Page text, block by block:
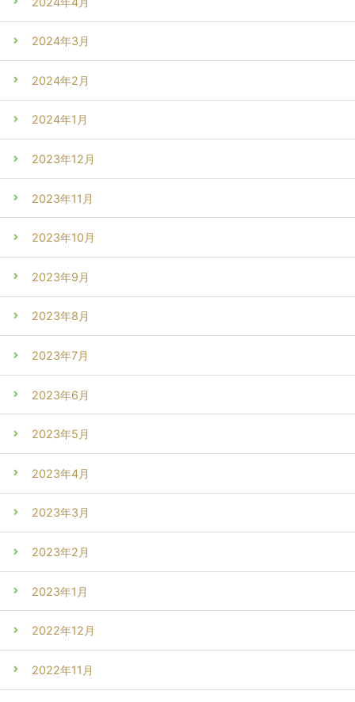
2024年3月
2024年2月
2024年1月
2023年12月
2023年11月
2023年10月
2023年9月
2023年8月
2023年7月
2023年6月
2023年5月
2023年4月
2023年3月
2023年2月
2023年1月
2022年12月
2022年11月